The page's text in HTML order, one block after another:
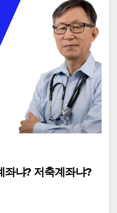
좌냐? 저축계좌냐?